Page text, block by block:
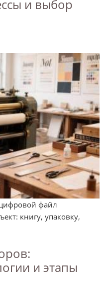
и выбор
файл
книгу, упаковку,
и этапы